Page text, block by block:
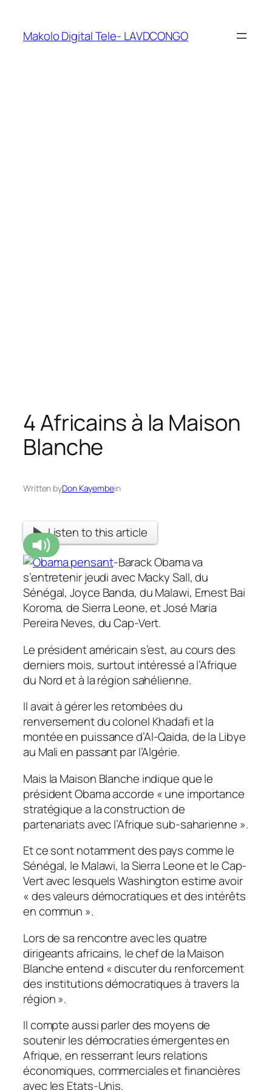
Makolo Digital Tele- LAVDCONGO
4 Africains à la Maison
Blanche
Written byDon Kayembein
Listen to this article
-Barack Obama va
s’entretenir jeudi avec Macky Sall, du
Sénégal, Joyce Banda, du Malawi, Ernest Bai
Koroma, de Sierra Leone, et José Maria
Pereira Neves, du Cap-Vert.
Le président américain s’est, au cours des
derniers mois, surtout intéressé a l’Afrique
du Nord et à la région sahélienne.
Il avait à gérer les retombées du
renversement du colonel Khadafi et la
montée en puissance d’Al-Qaida, de la Libye
au Mali en passant par l’Algérie.
Mais la Maison Blanche indique que le
président Obama accorde « une importance
stratégique a la construction de
partenariats avec l’Afrique sub-saharienne ».
Et ce sont notamment des pays comme le
Sénégal, le Malawi, la Sierra Leone et le Cap-
Vert avec lesquels Washington estime avoir
« des valeurs démocratiques et des intérêts
en commun ».
Lors de sa rencontre avec les quatre
dirigeants africains, le chef de la Maison
Blanche entend « discuter du renforcement
des institutions démocratiques à travers la
région ».
Il compte aussi parler des moyens de
soutenir les démocraties émergentes en
Afrique, en resserrant leurs relations
économiques, commerciales et financières
avec les Etats-Unis.